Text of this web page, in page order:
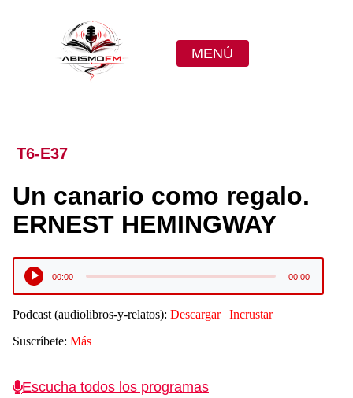
MENÚ
T6-E37
Un canario como regalo.
ERNEST HEMINGWAY
Reproductor
audio
00:00 00:00
Podcast (audiolibros-y-relatos): Descargar| Incrustar
Suscríbete: Más
Escucha todos los programas